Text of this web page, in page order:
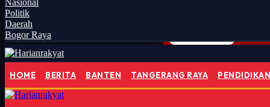
Nasional
Politik
Daerah
Bogor Raya
HOME BERITA BANTEN TANGERANG RAYA PENDIDIKAN